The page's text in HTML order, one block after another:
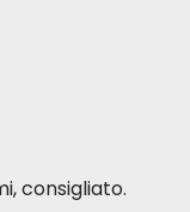
consigliato.